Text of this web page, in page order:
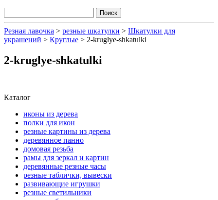
Резная лавочка > резные шкатулки > Шкатулки для
украшений > Круглые > 2-kruglye-shkatulki
2-kruglye-shkatulki
Каталог
иконы из дерева
полки для икон
резные картины из дерева
деревянное панно
домовая резьба
рамы для зеркал и картин
деревянные резные часы
резные таблички, вывески
развивающие игрушки
резные светильники